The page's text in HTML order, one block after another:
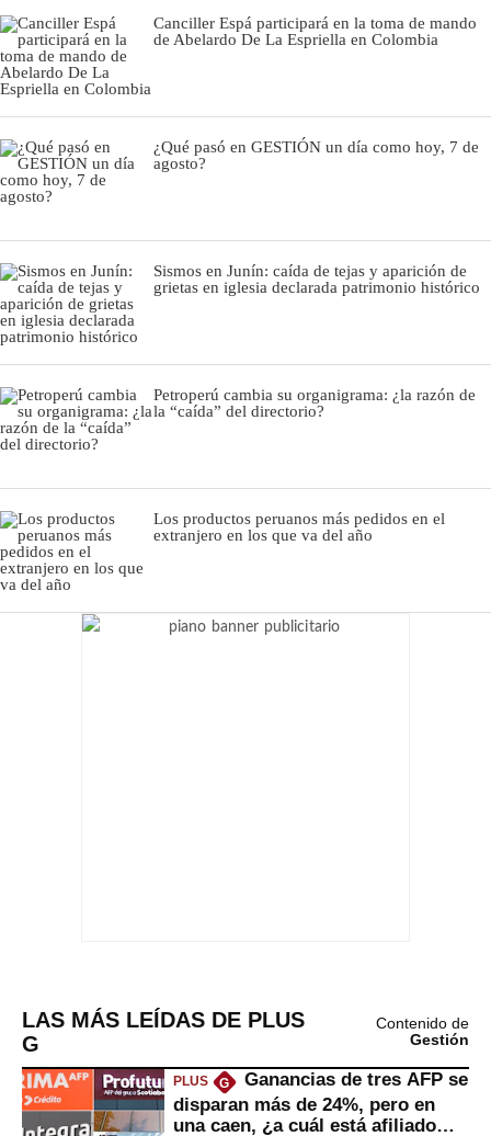
Canciller Espá participará en la toma de mando
de Abelardo De La Espriella en Colombia
¿Qué pasó en GESTIÓN un día como hoy, 7 de
agosto?
Sismos en Junín: caída de tejas y aparición de
grietas en iglesia declarada patrimonio histórico
Petroperú cambia su organigrama: ¿la razón de
la “caída” del directorio?
Los productos peruanos más pedidos en el
extranjero en los que va del año
LAS MÁS LEÍDAS DE PLUS
G
Contenido de
Gestión
PLUS G
Ganancias de tres AFP se
disparan más de 24%, pero en
una caen, ¿a cuál está afiliado